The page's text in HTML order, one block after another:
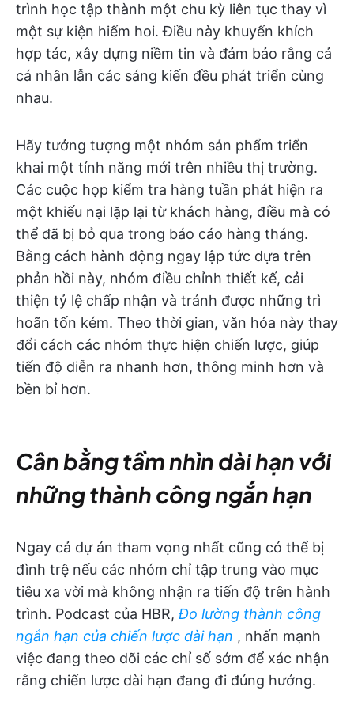
trình học tập thành một chu kỳ liên tục thay vì
một sự kiện hiếm hoi. Điều này khuyến khích
hợp tác, xây dựng niềm tin và đảm bảo rằng cả
cá nhân lẫn các sáng kiến đều phát triển cùng
nhau.
Hãy tưởng tượng một nhóm sản phẩm triển
khai một tính năng mới trên nhiều thị trường.
Các cuộc họp kiểm tra hàng tuần phát hiện ra
một khiếu nại lặp lại từ khách hàng, điều mà có
thể đã bị bỏ qua trong báo cáo hàng tháng.
Bằng cách hành động ngay lập tức dựa trên
phản hồi này, nhóm điều chỉnh thiết kế, cải
thiện tỷ lệ chấp nhận và tránh được những trì
hoãn tốn kém. Theo thời gian, văn hóa này thay
đổi cách các nhóm thực hiện chiến lược, giúp
tiến độ diễn ra nhanh hơn, thông minh hơn và
bền bỉ hơn.
Cân bằng tầm nhìn dài hạn với
những thành công ngắn hạn
Ngay cả dự án tham vọng nhất cũng có thể bị
đình trệ nếu các nhóm chỉ tập trung vào mục
tiêu xa vời mà không nhận ra tiến độ trên hành
trình. Podcast của HBR, Đo lường thành công
ngắn hạn của chiến lược dài hạn , nhấn mạnh
việc đang theo dõi các chỉ số sớm để xác nhận
rằng chiến lược dài hạn đang đi đúng hướng.